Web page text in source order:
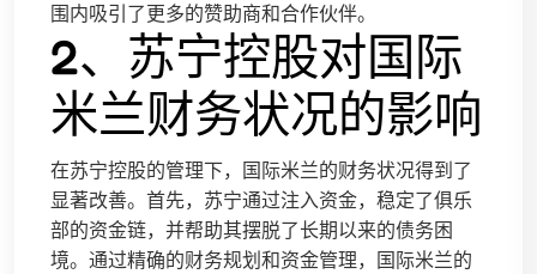
围内吸引了更多的赞助商和合作伙伴。
2、苏宁控股对国际
米兰财务状况的影响
在苏宁控股的管理下，国际米兰的财务状况得到了
显著改善。首先，苏宁通过注入资金，稳定了俱乐
部的资金链，并帮助其摆脱了长期以来的债务困
境。通过精确的财务规划和资金管理，国际米兰的